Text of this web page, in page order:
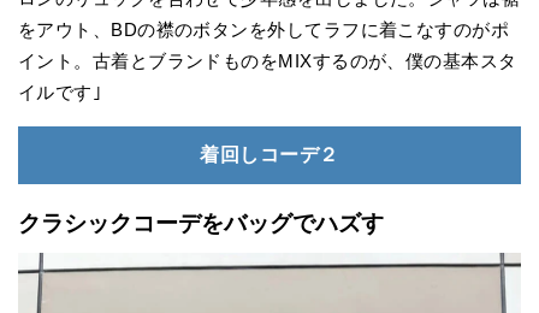
をアウト、BDの襟のボタンを外してラフに着こなすのがポ
イント。古着とブランドものをMIXするのが、僕の基本スタ
イルです｣
着回しコーデ２
クラシックコーデをバッグでハズす